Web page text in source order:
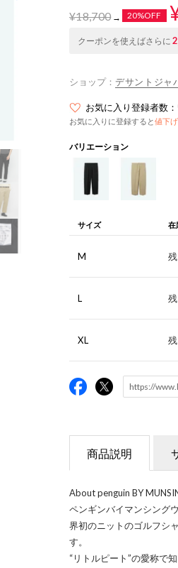
¥18,700→ 20%OFF
クーポンを使えばさらに
ショップ： デサントジャ
お気に入り登録者数：
お気に入りに登録すると値下げ
バリエーション
サイズ 在
M
L
XL
商品説明
About penguin BY
ペンギンバイマンシング
界初のニットのゴルフシ
す。
“リトルピート”の愛称で